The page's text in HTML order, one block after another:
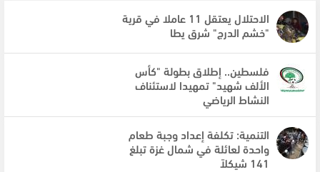
الاحتلال يعتقل 11 عاملا في قرية
"خشم الدرج" شرق يطا
فلسطين.. إطلاق بطولة "كأس
الألف شهيد" تمهيدا لاستئناف
النشاط الرياضي
التنمية: تكلفة إعداد وجبة طعام
واحدة لعائلة في شمال غزة تبلغ
141 شيكلاً